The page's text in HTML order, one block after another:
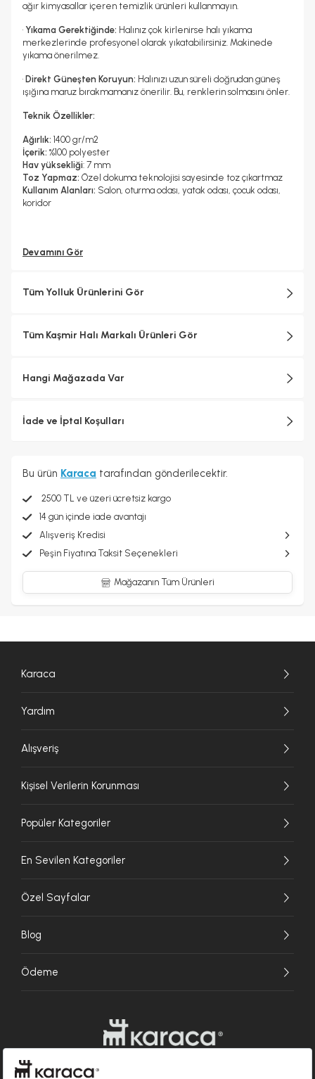
ağır kimyasallar içeren temizlik ürünleri kullanmayın.
• Yıkama Gerektiğinde: Halınız çok kirlenirse halı yıkama
merkezlerinde profesyonel olarak yıkatabilirsiniz. Makinede
yıkama önerilmez.
• Direkt Güneşten Koruyun: Halınızı uzun süreli doğrudan güneş
ışığına maruz bırakmamanız önerilir. Bu, renklerin solmasını önler.
Teknik Özellikler:
Ağırlık: 1400 gr/m2
İçerik: %100 polyester
Hav yüksekliği: 7 mm
Toz Yapmaz: Özel dokuma teknolojisi sayesinde toz çıkartmaz
Kullanım Alanları: Salon, oturma odası, yatak odası, çocuk odası,
koridor
Devamını Gör
Tüm Yolluk Ürünlerini Gör
Tüm Kaşmir Halı Markalı Ürünleri Gör
Hangi Mağazada Var
İade ve İptal Koşulları
Bu ürün Karaca tarafından gönderilecektir.
2500 TL ve üzeri ücretsiz kargo
14 gün içinde iade avantajı
Alışveriş Kredisi
Peşin Fiyatına Taksit Seçenekleri
Mağazanın Tüm Ürünleri
Karaca
Yardım
Alışveriş
Kişisel Verilerin Korunması
Popüler Kategoriler
En Sevilen Kategoriler
Özel Sayfalar
Blog
Ödeme